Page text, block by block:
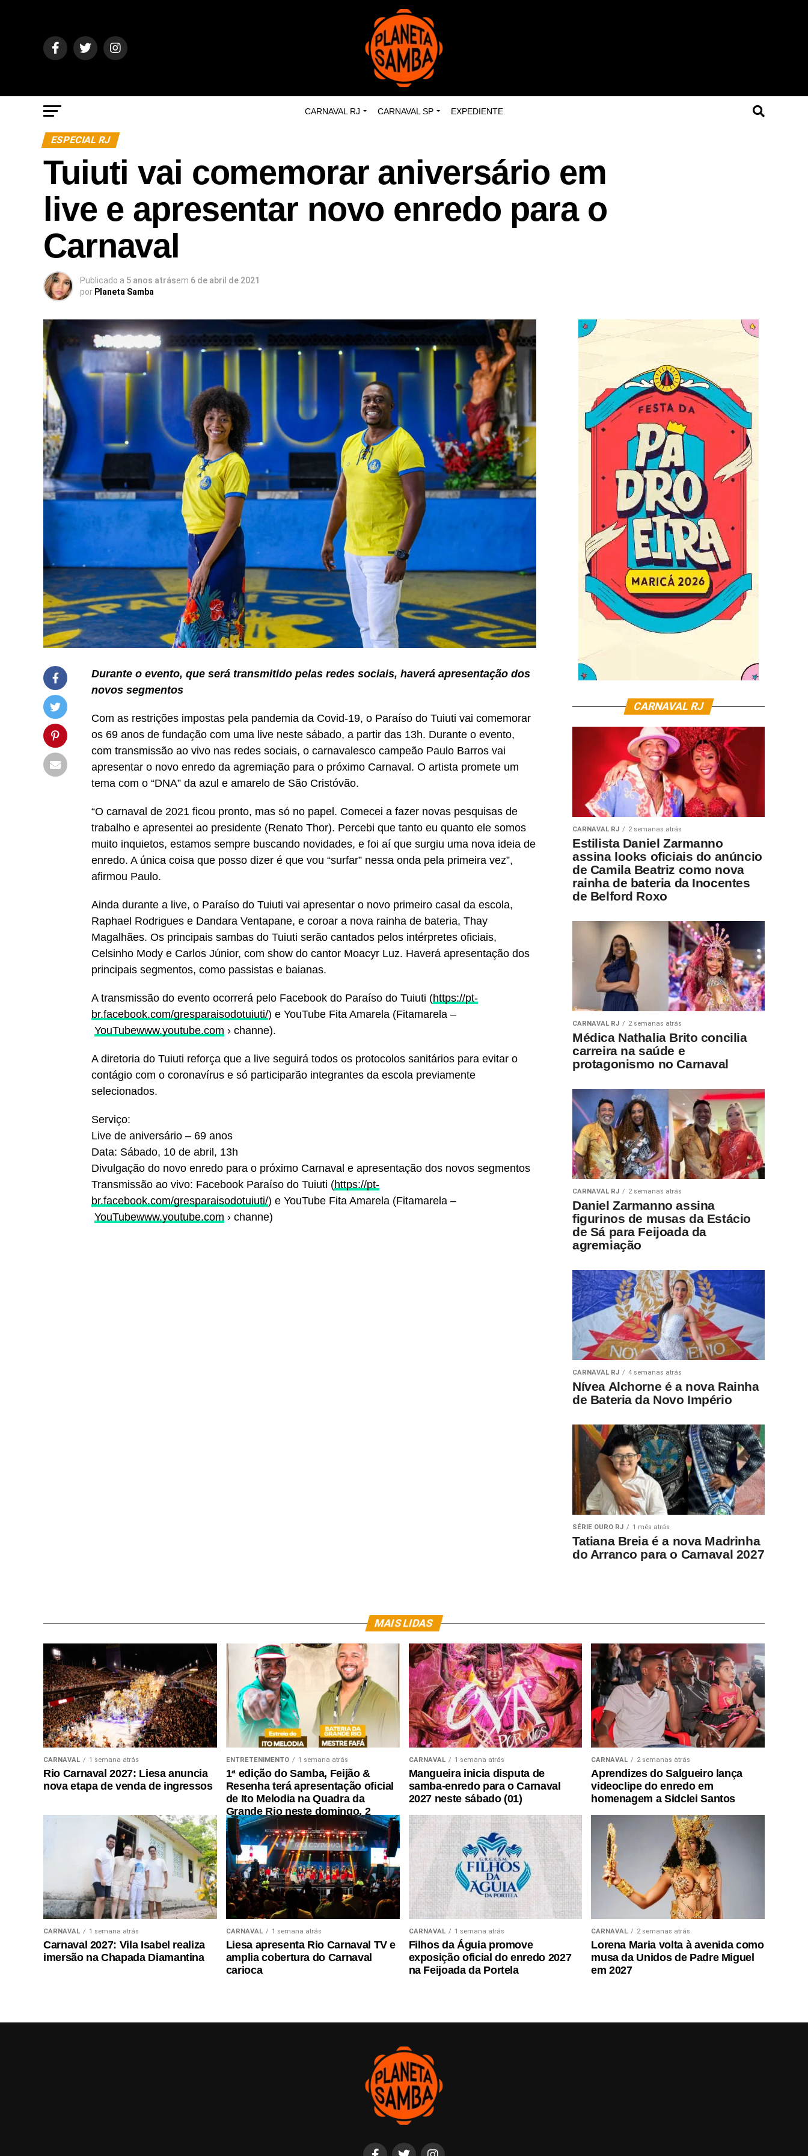
CARNAVAL RJ CARNAVAL SP EXPEDIENTE
ESPECIAL RJ
Tuiuti vai comemorar aniversário em
live e apresentar novo enredo para o
Carnaval
Publicado a 5 anos atrásem 6 de abril de 2021
por Planeta Samba
Durante o evento, que será transmitido pelas redes sociais, haverá apresentação dos
novos segmentos
Com as restrições impostas pela pandemia da Covid-19, o Paraíso do Tuiuti vai comemorar
os 69 anos de fundação com uma live neste sábado, a partir das 13h. Durante o evento,
com transmissão ao vivo nas redes sociais, o carnavalesco campeão Paulo Barros vai
apresentar o novo enredo da agremiação para o próximo Carnaval. O artista promete um
tema com o “DNA” da azul e amarelo de São Cristóvão.
“O carnaval de 2021 ficou pronto, mas só no papel. Comecei a fazer novas pesquisas de
trabalho e apresentei ao presidente (Renato Thor). Percebi que tanto eu quanto ele somos
muito inquietos, estamos sempre buscando novidades, e foi aí que surgiu uma nova ideia de
enredo. A única coisa que posso dizer é que vou “surfar” nessa onda pela primeira vez”,
afirmou Paulo.
Ainda durante a live, o Paraíso do Tuiuti vai apresentar o novo primeiro casal da escola,
Raphael Rodrigues e Dandara Ventapane, e coroar a nova rainha de bateria, Thay
Magalhães. Os principais sambas do Tuiuti serão cantados pelos intérpretes oficiais,
Celsinho Mody e Carlos Júnior, com show do cantor Moacyr Luz. Haverá apresentação dos
principais segmentos, como passistas e baianas.
A transmissão do evento ocorrerá pelo Facebook do Paraíso do Tuiuti (https://pt-
br.facebook.com/gresparaisodotuiuti/) e YouTube Fita Amarela (Fitamarela –
YouTubewww.youtube.com › channe).
A diretoria do Tuiuti reforça que a live seguirá todos os protocolos sanitários para evitar o
contágio com o coronavírus e só participarão integrantes da escola previamente
selecionados.
Serviço:
Live de aniversário – 69 anos
Data: Sábado, 10 de abril, 13h
Divulgação do novo enredo para o próximo Carnaval e apresentação dos novos segmentos
Transmissão ao vivo: Facebook Paraíso do Tuiuti (https://pt-
br.facebook.com/gresparaisodotuiuti/) e YouTube Fita Amarela (Fitamarela –
YouTubewww.youtube.com › channe)
CARNAVAL RJ
CARNAVAL RJ 2 semanas atrás
Estilista Daniel Zarmanno
assina looks oficiais do anúncio
de Camila Beatriz como nova
rainha de bateria da Inocentes
de Belford Roxo
CARNAVAL RJ 2 semanas atrás
Médica Nathalia Brito concilia
carreira na saúde e
protagonismo no Carnaval
CARNAVAL RJ 2 semanas atrás
Daniel Zarmanno assina
figurinos de musas da Estácio
de Sá para Feijoada da
agremiação
CARNAVAL RJ 4 semanas atrás
Nívea Alchorne é a nova Rainha
de Bateria da Novo Império
SÉRIE OURO RJ 1 mês atrás
Tatiana Breia é a nova Madrinha
do Arranco para o Carnaval 2027
MAIS LIDAS
CARNAVAL 1 semana atrás
Rio Carnaval 2027: Liesa anuncia
nova etapa de venda de ingressos
ENTRETENIMENTO 1 semana atrás
1ª edição do Samba, Feijão &
Resenha terá apresentação oficial
de Ito Melodia na Quadra da
Grande Rio neste domingo, 2
CARNAVAL 1 semana atrás
Mangueira inicia disputa de
samba-enredo para o Carnaval
2027 neste sábado (01)
CARNAVAL 2 semanas atrás
Aprendizes do Salgueiro lança
videoclipe do enredo em
homenagem a Sidclei Santos
CARNAVAL 1 semana atrás
Carnaval 2027: Vila Isabel realiza
imersão na Chapada Diamantina
CARNAVAL 1 semana atrás
Liesa apresenta Rio Carnaval TV e
amplia cobertura do Carnaval
carioca
CARNAVAL 1 semana atrás
Filhos da Águia promove
exposição oficial do enredo 2027
na Feijoada da Portela
CARNAVAL 2 semanas atrás
Lorena Maria volta à avenida como
musa da Unidos de Padre Miguel
em 2027